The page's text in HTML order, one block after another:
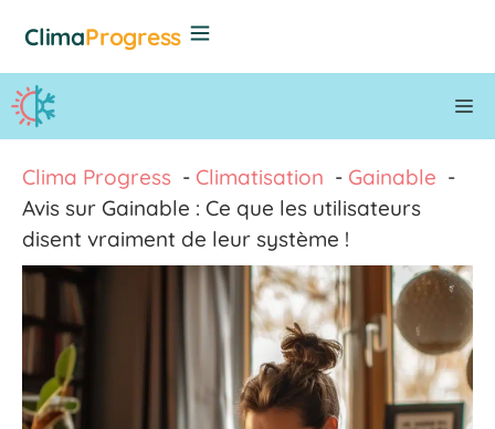
contenu
ClimaProgress
Clima Progress Climatisation
Gainable
Avis sur Gainable : Ce que les utilisateurs
disent vraiment de leur système !